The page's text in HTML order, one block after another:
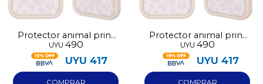
Protector animal print
blanco Iphone 13
UYU 490
UYU 417
Protector animal print
blanco Iphone 14
UYU 490
UYU 417